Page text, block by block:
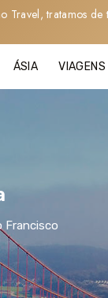
Travel, tratamos
ÁSIA
Francisco